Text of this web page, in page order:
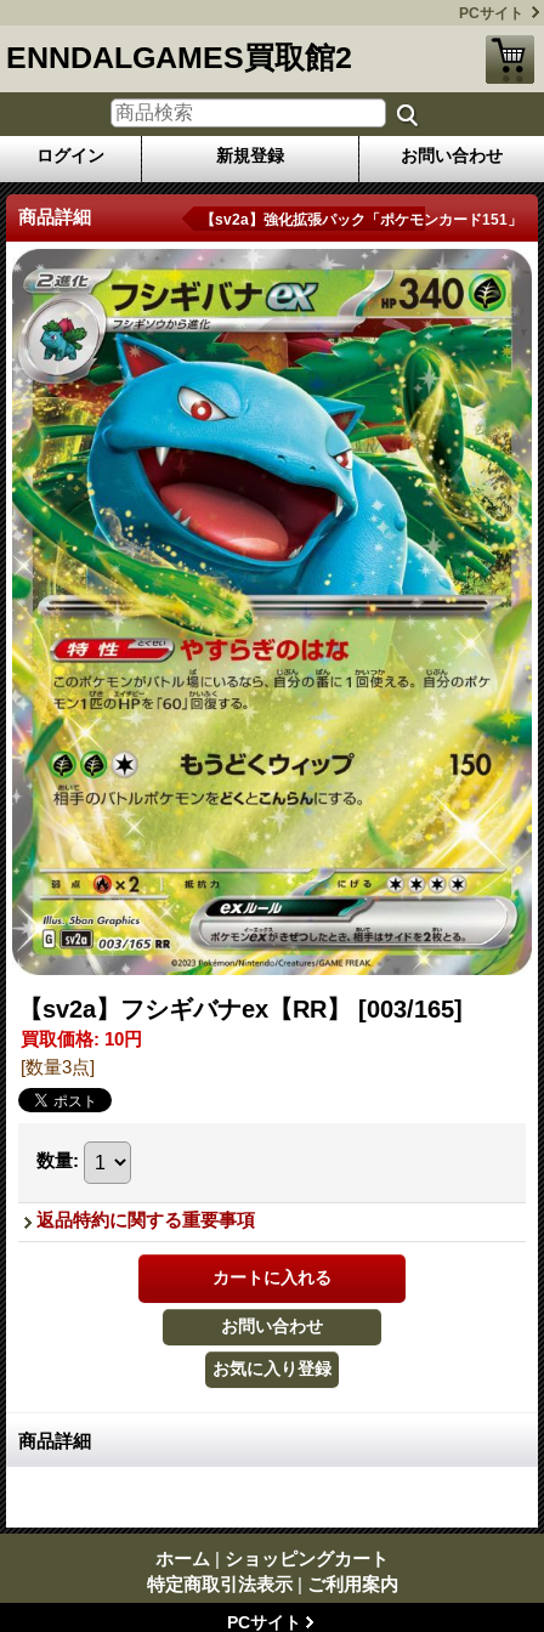
PCサイト
ENNDALGAMES買取館2
ログイン 新規登録 お問い合わせ
商品詳細 【sv2a】強化拡張パック「ポケモンカード151」
【sv2a】フシギバナex【RR】 [003/165]
買取価格: 10円
[数量3点]
数量:
返品特約に関する重要事項
商品詳細
ホーム | ショッピングカート
特定商取引法表示 | ご利用案内
PCサイト